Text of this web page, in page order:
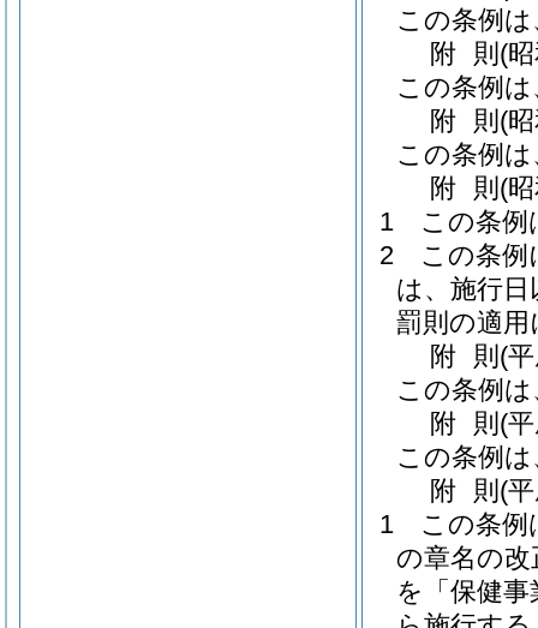
この条例
附 則 (
この条例
附 則 (
この条例
附 則 (
1
この条例
2
この条例
は、施行
罰則の適
附 則 (
この条例
附 則 (
この条例
附 則 (
1
この条例
の章名の改
を「保健